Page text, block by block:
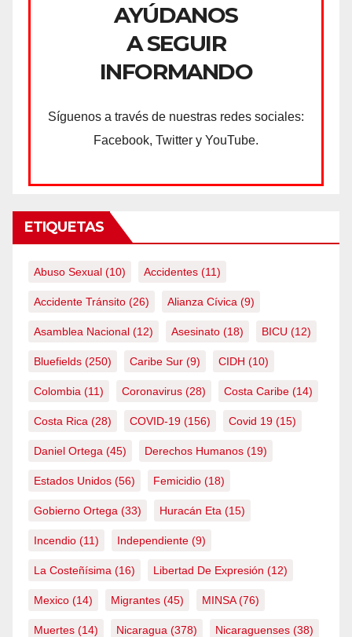
AYÚDANOS
A SEGUIR
INFORMANDO
Síguenos a través de nuestras redes sociales:
Facebook, Twitter y YouTube.
ETIQUETAS
Abuso Sexual (10) Accidentes (11)
Accidente Tránsito (26) Alianza Cívica (9)
Asamblea Nacional (12) Asesinato (18) BICU (12)
Bluefields (250) Caribe Sur (9) CIDH (10)
Colombia (11) Coronavirus (28) Costa Caribe (14)
Costa Rica (28) COVID-19 (156) Covid 19 (15)
Daniel Ortega (45) Derechos Humanos (19)
Estados Unidos (56) Femicidio (18)
Gobierno Ortega (33) Huracán Eta (15)
Incendio (11) Independiente (9)
La Costeñísima (16) Libertad De Expresión (12)
Mexico (14) Migrantes (45) MINSA(76)
Muertes (14) Nicaragua (378) Nicaraguenses (38)